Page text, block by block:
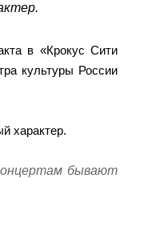
в «Крокус Сити
культуры России
характер.
бывают